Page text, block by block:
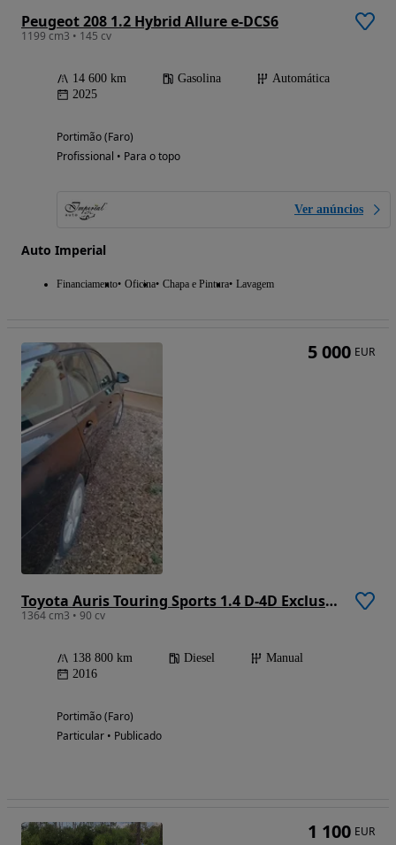
Peugeot 208 1.2 Hybrid Allure e-DCS6
1199 cm3 • 145 cv
14 600 km Gasolina
Automática
2025
Portimão (Faro)
Profissional • Para o topo
Ver anúncios
Auto Imperial
Financiamento Oficina Chapa e Pintura Lavagem
Toyota Auris Touring Sports 1.4 D-4D Exclusive
1364 cm3 • 90 cv
138 800 km Diesel
Manual
2016
Portimão (Faro)
Particular • Publicado
5 000 EUR
1 100 EUR